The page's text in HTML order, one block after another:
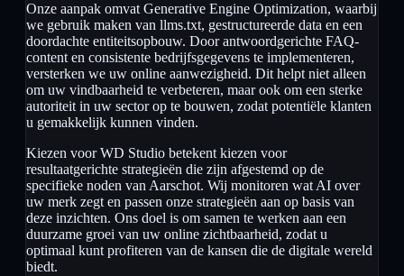
Onze aanpak omvat Generative Engine Optimization, waarbij
we gebruik maken van llms.txt, gestructureerde data en een
doordachte entiteitsopbouw. Door antwoordgerichte FAQ-
content en consistente bedrijfsgegevens te implementeren,
versterken we uw online aanwezigheid. Dit helpt niet alleen
om uw vindbaarheid te verbeteren, maar ook om een sterke
autoriteit in uw sector op te bouwen, zodat potentiële klanten
u gemakkelijk kunnen vinden.
Kiezen voor WD Studio betekent kiezen voor
resultaatgerichte strategieën die zijn afgestemd op de
specifieke noden van Aarschot. Wij monitoren wat AI over
uw merk zegt en passen onze strategieën aan op basis van
deze inzichten. Ons doel is om samen te werken aan een
duurzame groei van uw online zichtbaarheid, zodat u
optimaal kunt profiteren van de kansen die de digitale wereld
biedt.